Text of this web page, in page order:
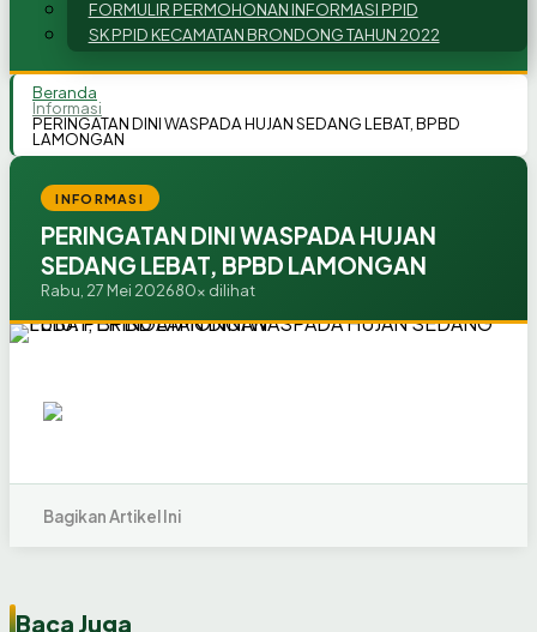
FORMULIR PERMOHONAN INFORMASI PPID
SK PPID KECAMATAN BRONDONG TAHUN 2022
Beranda
Informasi
PERINGATAN DINI WASPADA HUJAN SEDANG LEBAT, BPBD
LAMONGAN
INFORMASI
PERINGATAN DINI WASPADA HUJAN
SEDANG LEBAT, BPBD LAMONGAN
Rabu, 27 Mei 202680x dilihat
Bagikan Artikel Ini
Baca Juga